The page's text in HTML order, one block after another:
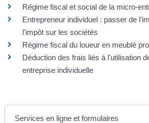
Régime fiscal et social de la micro-
Entrepreneur individuel : passer de
l'impôt sur les sociétés
Régime fiscal du loueur en meublé
Déduction des frais liés à l'utilisation
entreprise individuelle
Services en ligne et formulaires